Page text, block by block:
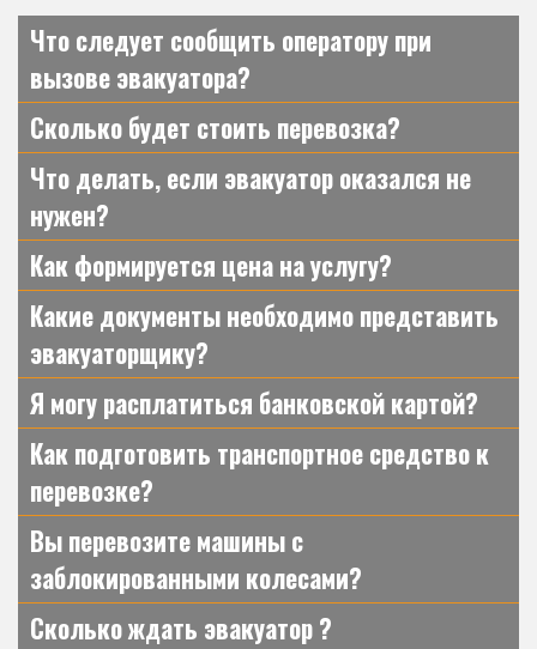
Что следует сообщить оператору при
вызове эвакуатора?
Сколько будет стоить перевозка?
Что делать, если эвакуатор оказался не
нужен?
Как формируется цена на услугу?
Какие документы необходимо представить
эвакуаторщику?
Я могу расплатиться банковской картой?
Как подготовить транспортное средство к
перевозке?
Вы перевозите машины с
заблокированными колесами?
Сколько ждать эвакуатор ?